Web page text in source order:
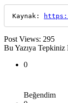
Kaynak:
Post Views: 295
Bu Yazıya Tepkiniz
0
Beğendim